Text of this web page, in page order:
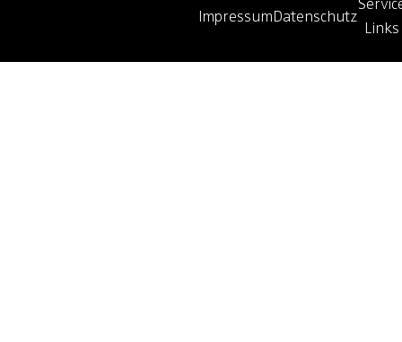
ImpressumDatenschutz
Links